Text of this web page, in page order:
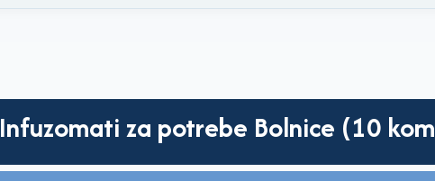
Infuzomati za potrebe Bolnice (10